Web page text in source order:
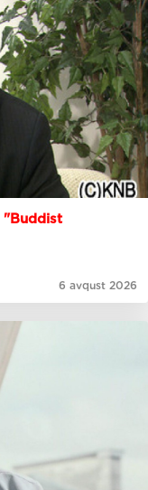
6 avqust 2026